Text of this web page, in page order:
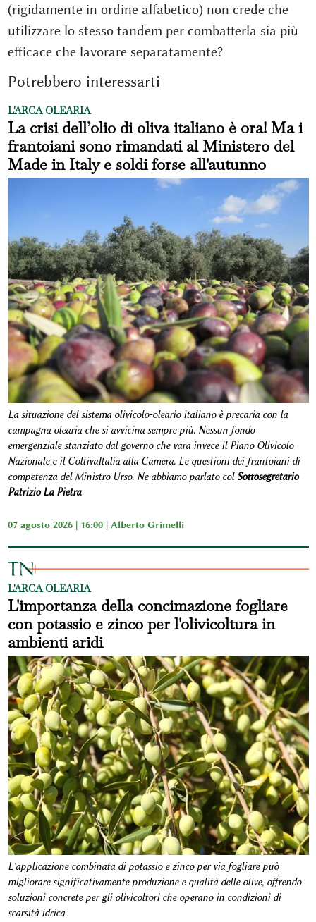
(rigidamente in ordine alfabetico) non crede che
utilizzare lo stesso tandem per combatterla sia più
efficace che lavorare separatamente?
Potrebbero interessarti
L'ARCA OLEARIA
La crisi dell’olio di oliva italiano è ora! Ma i
frantoiani sono rimandati al Ministero del
Made in Italy e soldi forse all'autunno
La situazione del sistema olivicolo-oleario italiano è precaria con la
campagna olearia che si avvicina sempre più. Nessun fondo
emergenziale stanziato dal governo che vara invece il Piano Olivicolo
Nazionale e il ColtivaItalia alla Camera. Le questioni dei frantoiani di
competenza del Ministro Urso. Ne abbiamo parlato colSottosegretario
Patrizio La Pietra
07 agosto 2026 | 16:00 | Alberto Grimelli
L'ARCA OLEARIA
L'importanza della concimazione fogliare
con potassio e zinco per l'olivicoltura in
ambienti aridi
L'applicazione combinata di potassio e zinco per via fogliare può
migliorare significativamente produzione e qualità delle olive, offrendo
soluzioni concrete per gli olivicoltori che operano in condizioni di
scarsità idrica